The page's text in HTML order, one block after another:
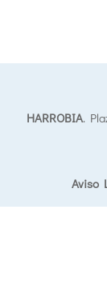
HARROBIA.
Aviso